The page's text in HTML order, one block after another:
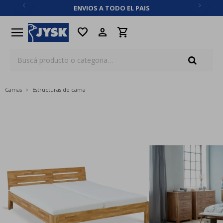
ENVIOS A TODO EL PAIS
menu favorite
Camas Estructuras de cama
close